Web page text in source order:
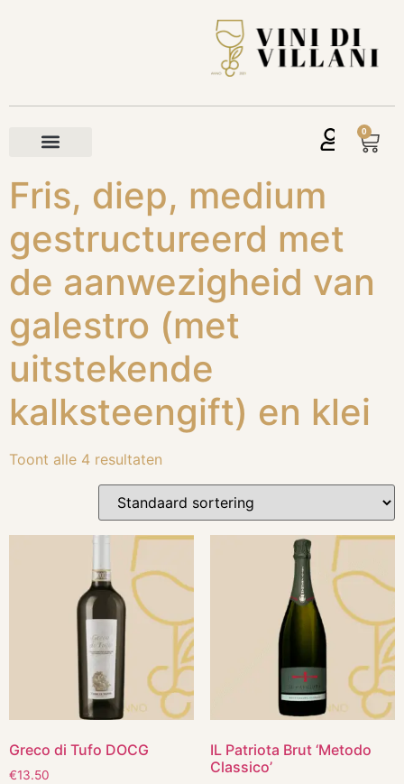
0
Fris, diep, medium
gestructureerd met
de aanwezigheid van
galestro (met
uitstekende
kalksteengift) en klei
Toont alle 4 resultaten
Greco di Tufo DOCG
€13.50
IL Patriota Brut ‘Metodo
Classico’